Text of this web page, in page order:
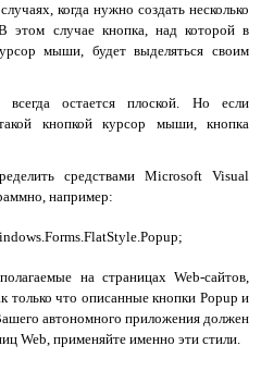
когда нужно создать несколько
этом случае кнопка, над которой в
мыши, будет выделяться своим
всегда остается плоской. Но если
такой кнопкой курсор мыши, кнопка
средствами Microsoft
Visual
например:
на страницах Web-сайтов,
только что описанные кнопки Popup и
автономного приложения должен
Web, применяйте именно эти стили.